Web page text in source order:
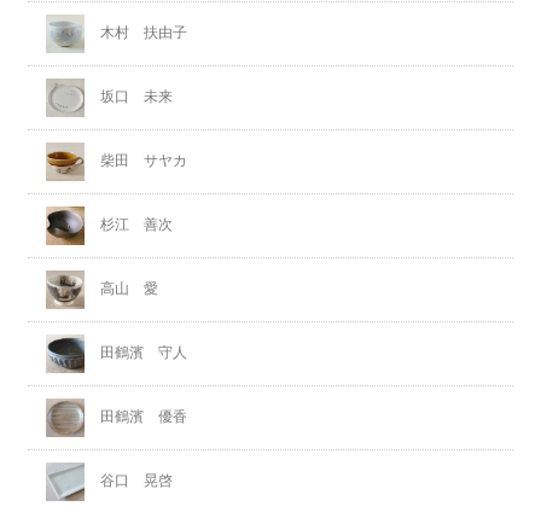
木村 扶由子
坂口 未来
柴田 サヤカ
杉江 善次
高山 愛
田鶴濱 守人
田鶴濱 優香
谷口 晃啓